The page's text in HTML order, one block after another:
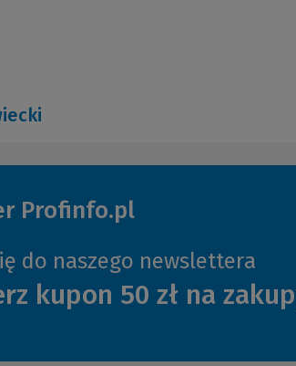
Profinfo.pl
do naszego newslettera
kupon 50 zł na